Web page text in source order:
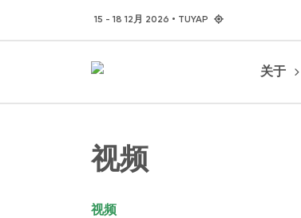
15 - 18 12月 2026 • TUYAP
关于
视频
视频